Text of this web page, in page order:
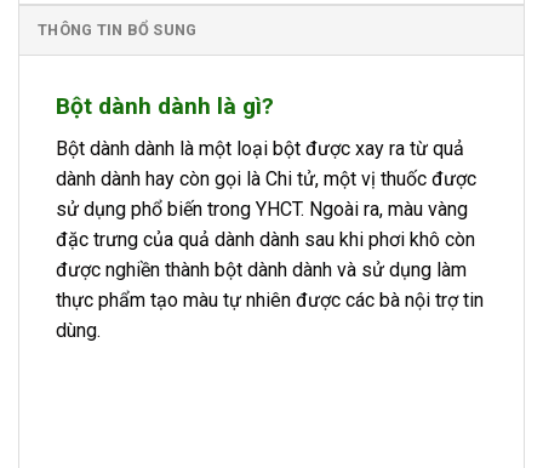
THÔNG TIN BỔ SUNG
Bột dành dành là gì?
Bột dành dành là một loại bột được xay ra từ quả
dành dành hay còn gọi là Chi tử, một vị thuốc được
sử dụng phổ biến trong YHCT. Ngoài ra, màu vàng
đặc trưng của quả dành dành sau khi phơi khô còn
được nghiền thành bột dành dành và sử dụng làm
thực phẩm tạo màu tự nhiên được các bà nội trợ tin
dùng.